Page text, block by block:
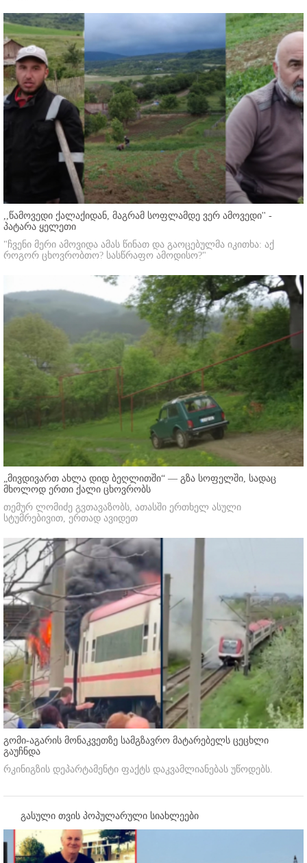
,,წამოვედი ქალაქიდან, მაგრამ სოფლამდე ვერ ამოვედი'' -
პატარა ყელეთი
"ჩვენი მერი ამოვიდა ამას წინათ და გაოცებულმა იკითხა: აქ
როგორ ცხოვრობთო? სასწრაფო ამოდისო?"
„მივდივართ ახლა დიდ ბეღლითში“ — გზა სოფელში, სადაც
მხოლოდ ერთი ქალი ცხოვრობს
თემურ ლომიძე გვთავაზობს, ათასში ერთხელ ასული
სტუმრებივით, ერთად ავიდეთ
გომი-აგარის მონაკვეთზე სამგზავრო მატარებელს ცეცხლი
გაუჩნდა
რკინიგზის დეპარტამენტი ფაქტს დაკვამლიანებას უწოდებს.
გასული თვის პოპულარული სიახლეები